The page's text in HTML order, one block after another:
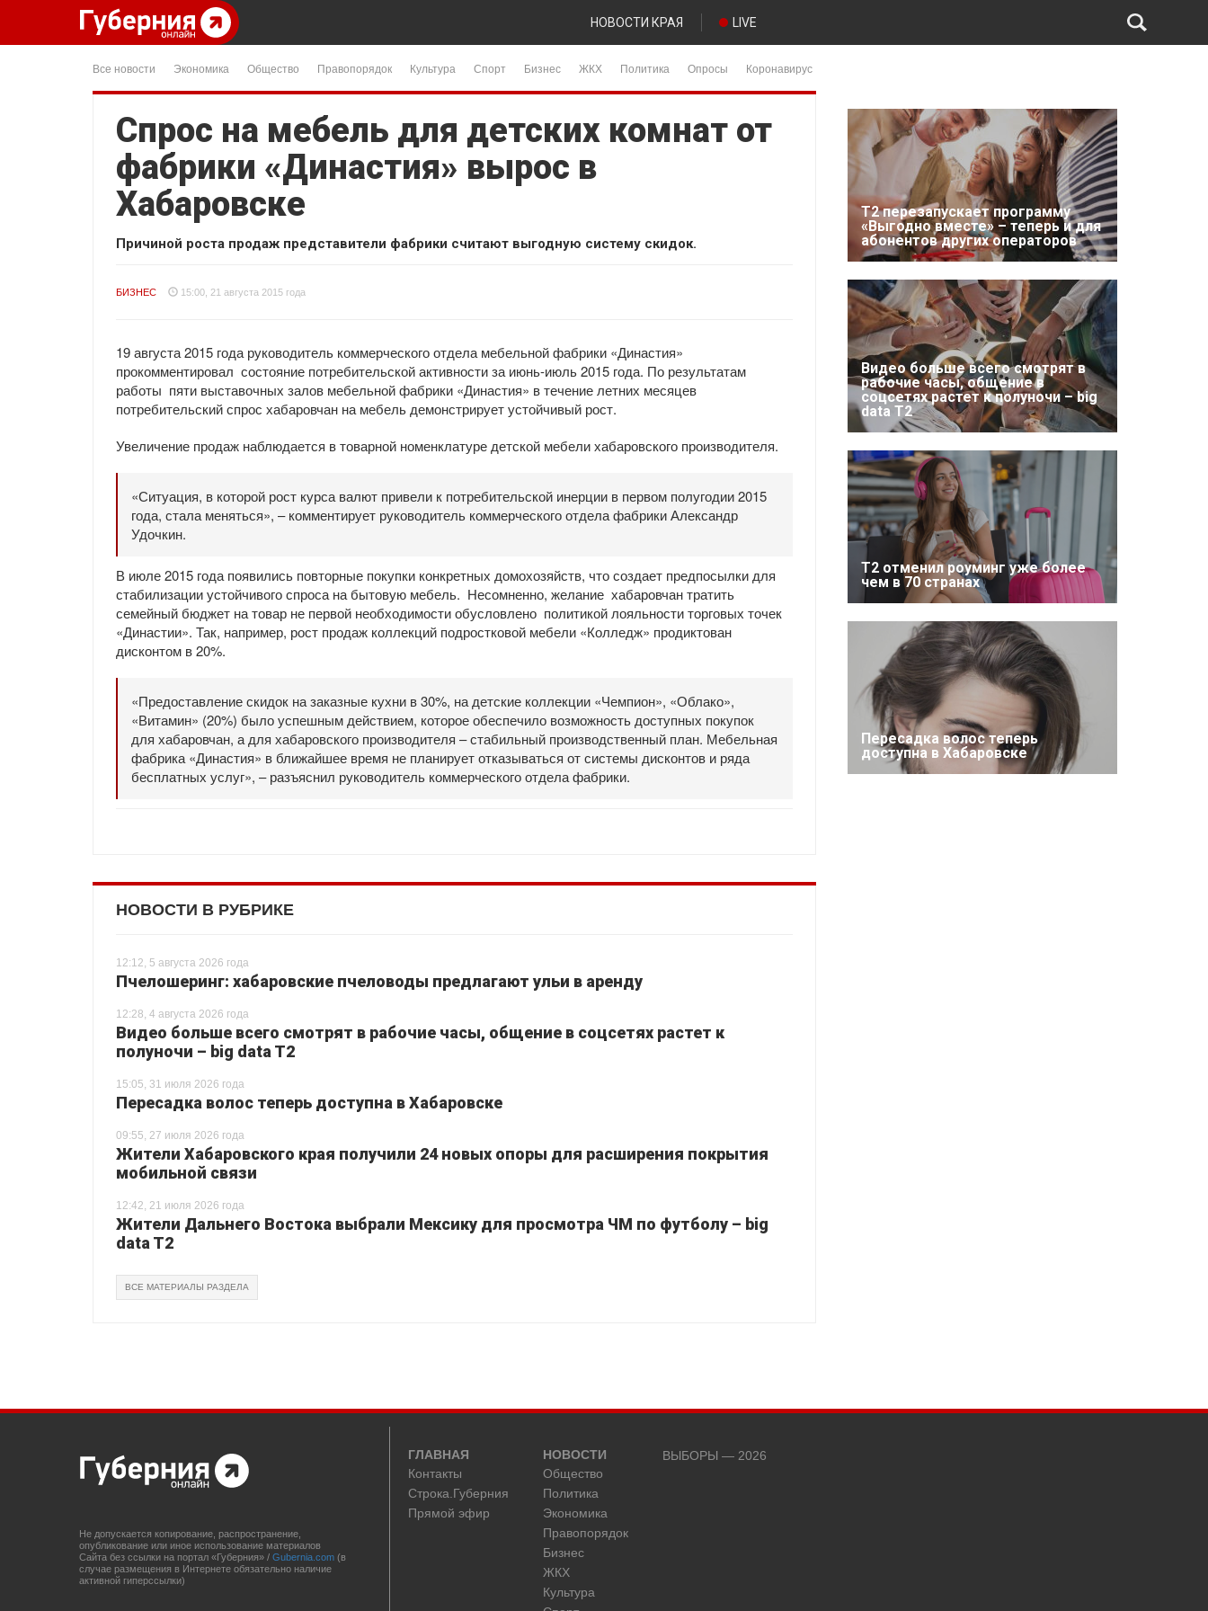
НОВОСТИ КРАЯ LIVE
Все новости Экономика Общество Правопорядок Культура Спорт Бизнес ЖКХ Политика Опросы Коронавирус
Спрос на мебель для детских комнат от
фабрики «Династия» вырос в
Хабаровске
Причиной роста продаж представители фабрики считают выгодную систему скидок.
БИЗНЕС 15:00, 21 августа 2015 года
19 августа 2015 года руководитель коммерческого отдела мебельной фабрики «Династия»
прокомментировал состояние потребительской активности за июнь-июль 2015 года. По результатам
работы пяти выставочных залов мебельной фабрики «Династия» в течение летних месяцев
потребительский спрос хабаровчан на мебель демонстрирует устойчивый рост.
Увеличение продаж наблюдается в товарной номенклатуре детской мебели хабаровского производителя.
«Ситуация, в которой рост курса валют привели к потребительской инерции в первом полугодии 2015
года, стала меняться», – комментирует руководитель коммерческого отдела фабрики Александр
Удочкин.
В июле 2015 года появились повторные покупки конкретных домохозяйств, что создает предпосылки для
стабилизации устойчивого спроса на бытовую мебель. Несомненно, желание хабаровчан тратить
семейный бюджет на товар не первой необходимости обусловлено политикой лояльности торговых точек
«Династии». Так, например, рост продаж коллекций подростковой мебели «Колледж» продиктован
дисконтом в 20%.
«Предоставление скидок на заказные кухни в 30%, на детские коллекции «Чемпион», «Облако»,
«Витамин» (20%) было успешным действием, которое обеспечило возможность доступных покупок
для хабаровчан, а для хабаровского производителя – стабильный производственный план. Мебельная
фабрика «Династия» в ближайшее время не планирует отказываться от системы дисконтов и ряда
бесплатных услуг», – разъяснил руководитель коммерческого отдела фабрики.
НОВОСТИ В РУБРИКЕ
12:12, 5 августа 2026 года
Пчелошеринг: хабаровские пчеловоды предлагают ульи в аренду
12:28, 4 августа 2026 года
Видео больше всего смотрят в рабочие часы, общение в соцсетях растет к
полуночи – big data T2
15:05, 31 июля 2026 года
Пересадка волос теперь доступна в Хабаровске
09:55, 27 июля 2026 года
Жители Хабаровского края получили 24 новых опоры для расширения покрытия
мобильной связи
12:42, 21 июля 2026 года
Жители Дальнего Востока выбрали Мексику для просмотра ЧМ по футболу – big
data T2
ВСЕ МАТЕРИАЛЫ РАЗДЕЛА
Т2 перезапускает программу
«Выгодно вместе» – теперь и для
абонентов других операторов
Видео больше всего смотрят в
рабочие часы, общение в
соцсетях растет к полуночи – big
data T2
Т2 отменил роуминг уже более
чем в 70 странах
Пересадка волос теперь
доступна в Хабаровске
Не допускается копирование, распространение,
опубликование или иное использование материалов
Сайта без ссылки на портал «Губерния» / Gubernia.com (в
случае размещения в Интернете обязательно наличие
активной гиперссылки)
ГЛАВНАЯ
Контакты
Строка.Губерния
Прямой эфир
НОВОСТИ
Общество
Политика
Экономика
Правопорядок
Бизнес
ЖКХ
Культура
ВЫБОРЫ — 2026